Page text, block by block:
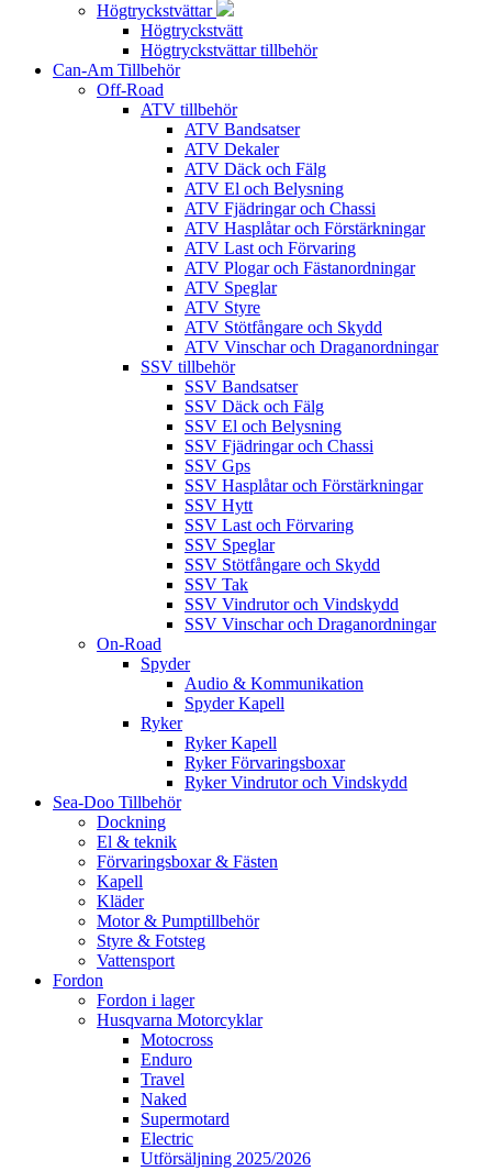
Högtryckstvättar
Högtryckstvätt
Högtryckstvättar tillbehör
Can-Am Tillbehör
Off-Road
ATV tillbehör
ATV Bandsatser
ATV Dekaler
ATV Däck och Fälg
ATV El och Belysning
ATV Fjädringar och Chassi
ATV Hasplåtar och Förstärkningar
ATV Last och Förvaring
ATV Plogar och Fästanordningar
ATV Speglar
ATV Styre
ATV Stötfångare och Skydd
ATV Vinschar och Draganordningar
SSV tillbehör
SSV Bandsatser
SSV Däck och Fälg
SSV El och Belysning
SSV Fjädringar och Chassi
SSV Gps
SSV Hasplåtar och Förstärkningar
SSV Hytt
SSV Last och Förvaring
SSV Speglar
SSV Stötfångare och Skydd
SSV Tak
SSV Vindrutor och Vindskydd
SSV Vinschar och Draganordningar
On-Road
Spyder
Audio & Kommunikation
Spyder Kapell
Ryker
Ryker Kapell
Ryker Förvaringsboxar
Ryker Vindrutor och Vindskydd
Sea-Doo Tillbehör
Dockning
El & teknik
Förvaringsboxar & Fästen
Kapell
Kläder
Motor & Pumptillbehör
Styre & Fotsteg
Vattensport
Fordon
Fordon i lager
Husqvarna Motorcyklar
Motocross
Enduro
Travel
Naked
Supermotard
Electric
Utförsäljning 2025/2026